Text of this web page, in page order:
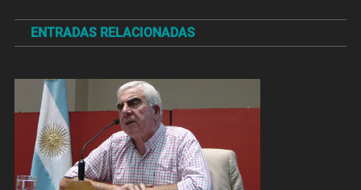
de
entradas
ENTRADAS RELACIONADAS